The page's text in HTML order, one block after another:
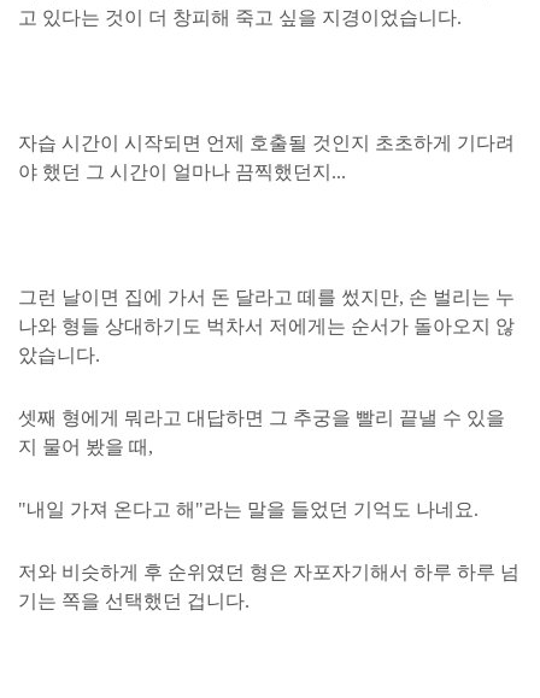
고 있다는 것이 더 창피해 죽고 싶을 지경이었습니다.
자습 시간이 시작되면 언제 호출될 것인지 초초하게 기다려
야 했던 그 시간이 얼마나 끔찍했던지...
그런 날이면 집에 가서 돈 달라고 떼를 썼지만, 손 벌리는 누
나와 형들 상대하기도 벅차서 저에게는 순서가 돌아오지 않
았습니다.
셋째 형에게 뭐라고 대답하면 그 추궁을 빨리 끝낼 수 있을
지 물어 봤을 때,
"내일 가져 온다고 해"라는 말을 들었던 기억도 나네요.
저와 비슷하게 후 순위였던 형은 자포자기해서 하루 하루 넘
기는 쪽을 선택했던 겁니다.